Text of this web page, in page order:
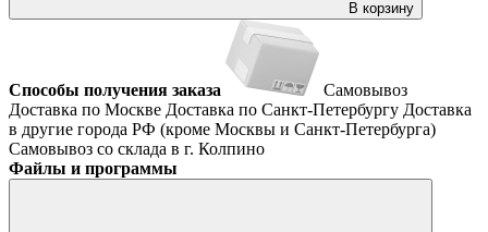
В корзину
Способы получения заказа
Самовывоз
Доставка по Москве Доставка по Санкт-Петербургу Доставка
в другие города РФ (кроме Москвы и Санкт-Петербурга)
Самовывоз со склада в г. Колпино
Файлы и программы